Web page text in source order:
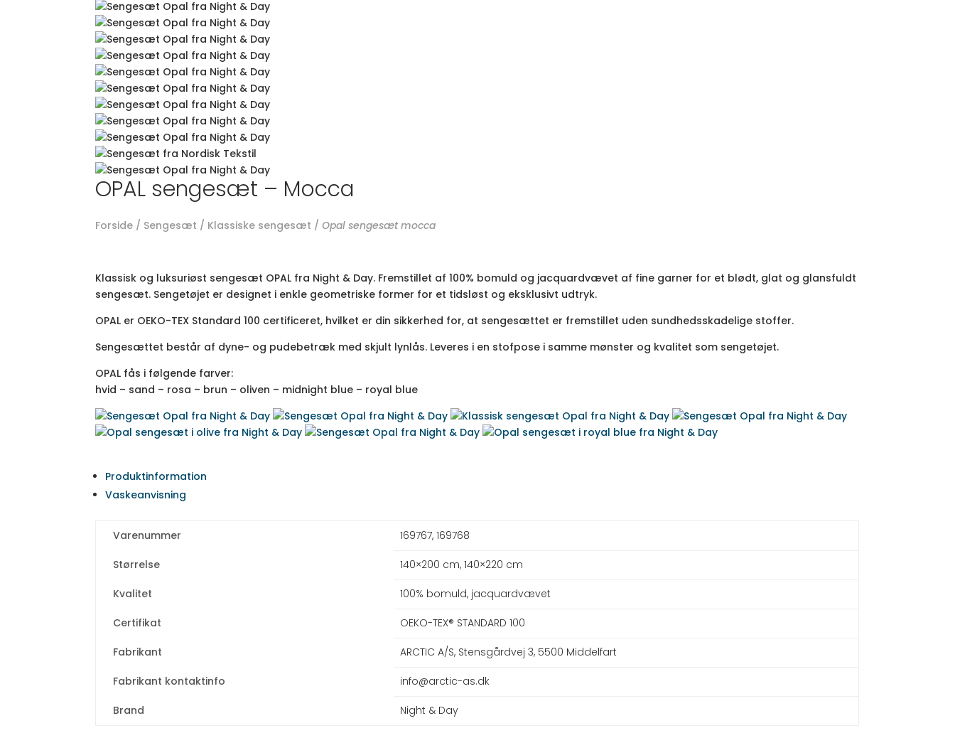
OPAL sengesæt – Mocca
Forside / Sengesæt / Klassiske sengesæt /Opal sengesæt mocca
Klassisk og luksuriøst sengesæt OPAL fra Night & Day. Fremstillet af 100% bomuld og jacquardvævet af fine garner for et blødt, glat og glansfuldt
sengesæt. Sengetøjet er designet i enkle geometriske former for et tidsløst og eksklusivt udtryk.
OPAL er OEKO-TEX Standard 100 certificeret, hvilket er din sikkerhed for, at sengesættet er fremstillet uden sundhedsskadelige stoffer.
Sengesættet består af dyne- og pudebetræk med skjult lynlås. Leveres i en stofpose i samme mønster og kvalitet som sengetøjet.
OPAL fås i følgende farver:
hvid – sand – rosa – brun – oliven – midnight blue – royal blue
Produktinformation
Vaskeanvisning
Varenummer 169767, 169768
Størrelse 140×200 cm, 140×220 cm
Kvalitet 100% bomuld, jacquardvævet
Certifikat OEKO-TEX® STANDARD 100
Fabrikant ARCTIC A/S, Stensgårdvej 3, 5500 Middelfart
Fabrikant kontaktinfo info@arctic-as.dk
Brand Night & Day